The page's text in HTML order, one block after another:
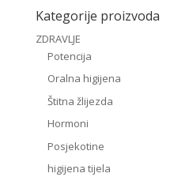
Kategorije proizvoda
ZDRAVLJE
Potencija
Oralna higijena
Štitna žlijezda
Hormoni
Posjekotine
higijena tijela